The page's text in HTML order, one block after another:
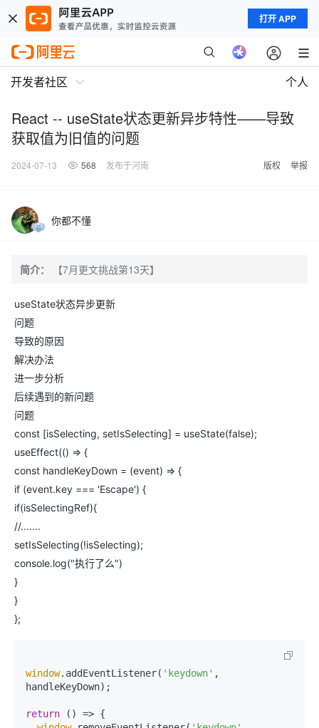
打开 APP
开发者社区 个人
React -- useState状态更新异步特性——导致
获取值为旧值的问题
2024-07-13 568 发布于河南 版权 举报
你都不懂
简介： 【7月更文挑战第13天】
useState状态异步更新
问题
导致的原因
解决办法
进一步分析
后续遇到的新问题
问题
const [isSelecting, setIsSelecting] = useState(false);
useEffect(() => {
const handleKeyDown = (event) => {
if (event.key === 'Escape') {
if(isSelectingRef){
//.......
setIsSelecting(!isSelecting);
console.log("执行了么")
}
}
};
window.addEventListener( 'keydown' ,
handleKeyDown);
return () => {